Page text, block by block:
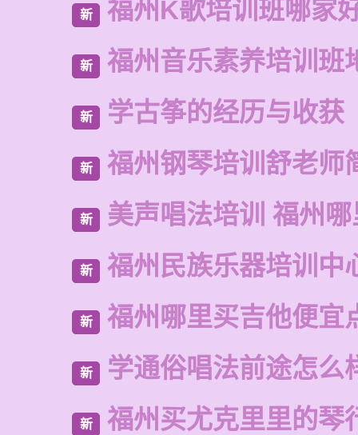
新 福州K歌培训班哪家
新 福州音乐素养培训班
新 学古筝的经历与收获
新 福州钢琴培训舒老师
新 美声唱法培训 福州
新 福州民族乐器培训中
新 福州哪里买吉他便宜
新 学通俗唱法前途怎么
新 福州买尤克里里的琴